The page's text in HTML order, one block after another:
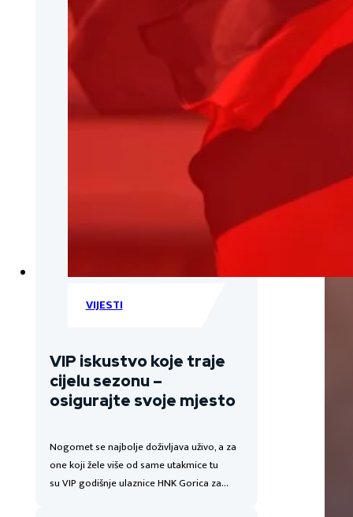
VIJESTI
VIP iskustvo koje traje
cijelu sezonu –
osigurajte svoje mjesto
Nogomet se najbolje doživljava uživo, a za
one koji žele više od same utakmice tu
su VIP godišnje ulaznice HNK Gorica za…